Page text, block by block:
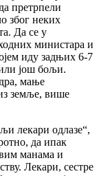
претрпели
због неких
Да се у
министара и
иду задњих 6-7
још бољи.
мање
земље, више
лекари одлазе“,
да ипак
манама и
Лекари, сестре